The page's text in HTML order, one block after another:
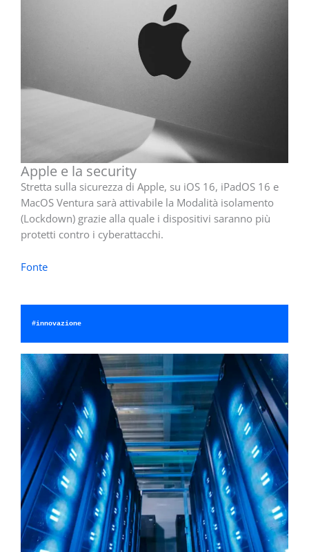
Apple e la security
Stretta sulla sicurezza di Apple, su iOS 16, iPadOS 16 e
MacOS Ventura sarà attivabile la Modalità isolamento
(Lockdown) grazie alla quale i dispositivi saranno più
protetti contro i cyberattacchi.
Fonte
#innovazione